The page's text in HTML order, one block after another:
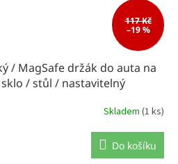
117 Kč
–19 %
/ MagSafe držák do auta na
/ stůl / nastavitelný
Skladem (1 ks)
Do košíku